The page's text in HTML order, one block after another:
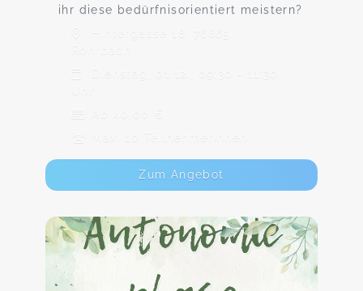
ihr diese bedürfnisorientiert meistern?
Hintergasse 18, 76865
Rohrbach
Dienstag, 01.12., 09:30 - 11:30
Ab 40,00 €
Max. 10 TeilnehmerInnen
Zum Angebot